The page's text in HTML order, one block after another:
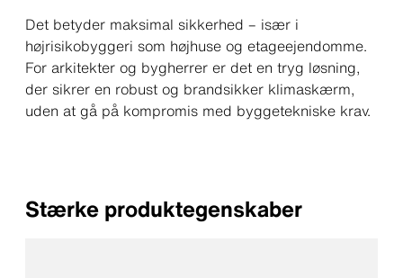
Det betyder maksimal sikkerhed – især i
højrisikobyggeri som højhuse og etageejendomme.
For arkitekter og bygherrer er det en tryg løsning,
der sikrer en robust og brandsikker klimaskærm,
uden at gå på kompromis med byggetekniske krav.
Stærke produktegenskaber